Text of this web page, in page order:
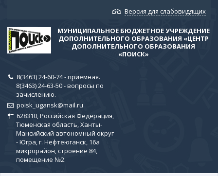
Версия для слабовидящих
МУНИЦИПАЛЬНОЕ БЮДЖЕТНОЕ УЧРЕЖДЕНИЕ
ДОПОЛНИТЕЛЬНОГО ОБРАЗОВАНИЯ «ЦЕНТР
ДОПОЛНИТЕЛЬНОГО ОБРАЗОВАНИЯ
«ПОИСК»
8(3463) 24-60-74 - приемная.
8(3463) 24-63-50 - вопросы по
зачислению.
poisk_ugansk@mail.ru
628310, Российская Федерация,
Тюменская область, Ханты-
Мансийский автономный округ
- Югра, г. Нефтеюганск, 16а
микрорайон, строение 84,
помещение №2.